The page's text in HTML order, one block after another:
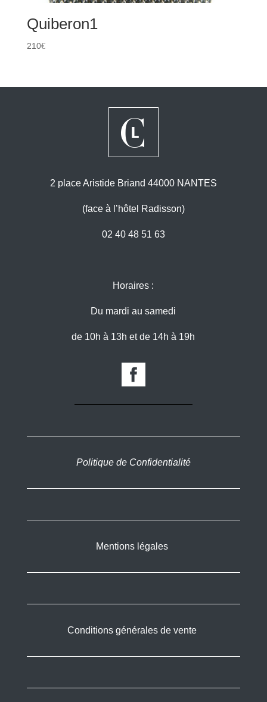
Quiberon1
210€
2 place Aristide Briand 44000 NANTES
(face à l’hôtel Radisson)
02 40 48 51 63
Horaires :
Du mardi au samedi
de 10h à 13h et de 14h à 19h
Politique de Confidentialité
Mentions légales
Conditions générales de vente